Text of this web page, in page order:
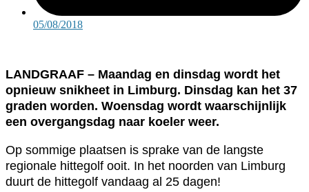
05/08/2018
LANDGRAAF – Maandag en dinsdag wordt het
opnieuw snikheet in Limburg. Dinsdag kan het 37
graden worden. Woensdag wordt waarschijnlijk
een overgangsdag naar koeler weer.
Op sommige plaatsen is sprake van de langste
regionale hittegolf ooit. In het noorden van Limburg
duurt de hittegolf vandaag al 25 dagen!